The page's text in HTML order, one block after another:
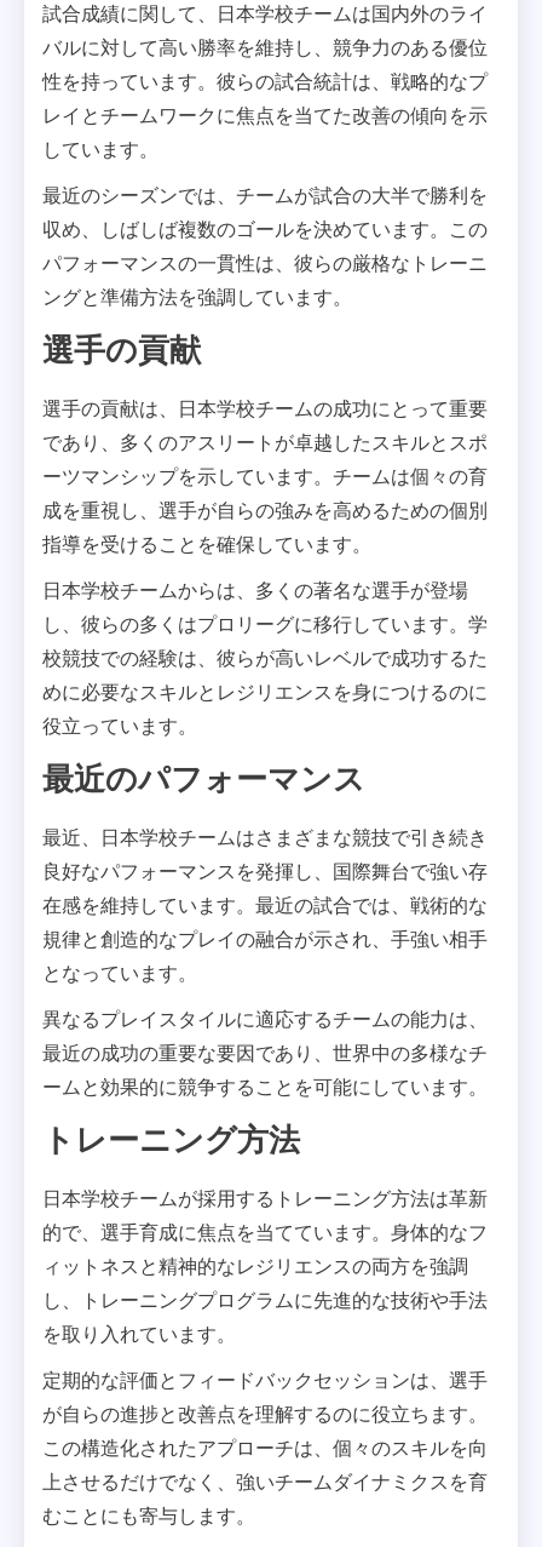
試合成績に関して、日本学校チームは国内外のライ
バルに対して高い勝率を維持し、競争力のある優位
性を持っています。彼らの試合統計は、戦略的なプ
レイとチームワークに焦点を当てた改善の傾向を示
しています。
最近のシーズンでは、チームが試合の大半で勝利を
収め、しばしば複数のゴールを決めています。この
パフォーマンスの一貫性は、彼らの厳格なトレーニ
ングと準備方法を強調しています。
選手の貢献
選手の貢献は、日本学校チームの成功にとって重要
であり、多くのアスリートが卓越したスキルとスポ
ーツマンシップを示しています。チームは個々の育
成を重視し、選手が自らの強みを高めるための個別
指導を受けることを確保しています。
日本学校チームからは、多くの著名な選手が登場
し、彼らの多くはプロリーグに移行しています。学
校競技での経験は、彼らが高いレベルで成功するた
めに必要なスキルとレジリエンスを身につけるのに
役立っています。
最近のパフォーマンス
最近、日本学校チームはさまざまな競技で引き続き
良好なパフォーマンスを発揮し、国際舞台で強い存
在感を維持しています。最近の試合では、戦術的な
規律と創造的なプレイの融合が示され、手強い相手
となっています。
異なるプレイスタイルに適応するチームの能力は、
最近の成功の重要な要因であり、世界中の多様なチ
ームと効果的に競争することを可能にしています。
トレーニング方法
日本学校チームが採用するトレーニング方法は革新
的で、選手育成に焦点を当てています。身体的なフ
ィットネスと精神的なレジリエンスの両方を強調
し、トレーニングプログラムに先進的な技術や手法
を取り入れています。
定期的な評価とフィードバックセッションは、選手
が自らの進捗と改善点を理解するのに役立ちます。
この構造化されたアプローチは、個々のスキルを向
上させるだけでなく、強いチームダイナミクスを育
むことにも寄与します。